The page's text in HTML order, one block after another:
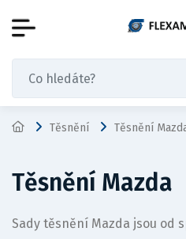
Těsnění Těsnění
Těsnění Mazda
Sady těsnění Mazda jsou od